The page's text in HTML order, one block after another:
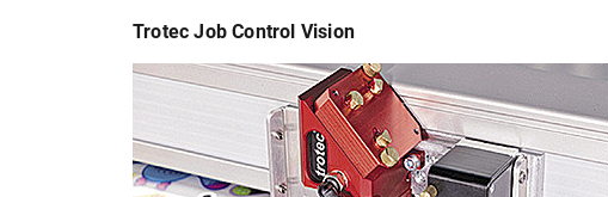
Trotec Job Control Vision